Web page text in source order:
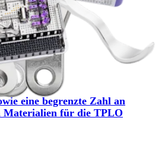
eine begrenzte Zahl an
Materialien für die TPLO